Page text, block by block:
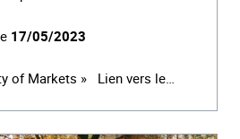
17/05/2023
of Markets » Lien vers le…